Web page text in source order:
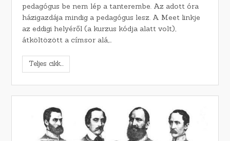
pedagógus be nem lép a tanterembe. Az adott óra
házigazdája mindig a pedagógus lesz. A Meet linkje
az eddigi helyéről (a kurzus kódja alatt volt),
átköltözött a címsor alá,…
Teljes cikk...